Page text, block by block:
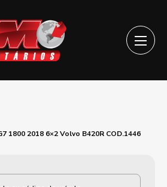
1800 2018 6×2 Volvo B420R COD.1446